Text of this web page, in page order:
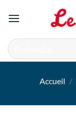
Recherche
pour :
Accueil /